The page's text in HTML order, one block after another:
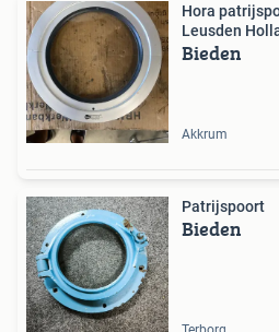
Hora
Leusden
Bieden
Akkrum
Patrijspoort
Bieden